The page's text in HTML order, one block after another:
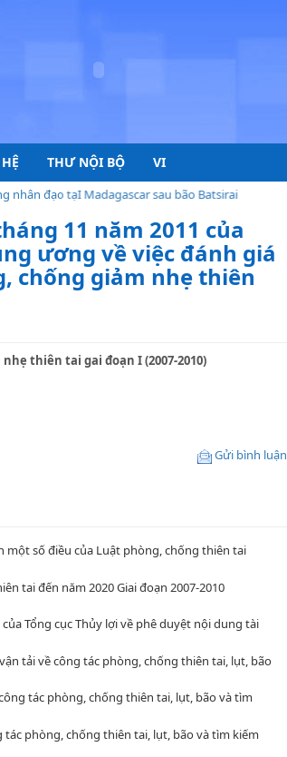
THƯ NỘI BỘ VI
đạo tạI Madagascar sau bão Batsirai
11 năm 2011 của
ương về việc đánh giá
chống giảm nhẹ thiên
thiên tai gai đoạn I (2007-2010)
Gửi bình luận
một số điều của Luật phòng, chống thiên tai
tai đến năm 2020 Giai đoạn 2007-2010
Tổng cục Thủy lợi về phê duyệt nội dung tài
tải về công tác phòng, chống thiên tai, lụt, bão
tác phòng, chống thiên tai, lụt, bão và tìm
tác phòng, chống thiên tai, lụt, bão và tìm kiếm